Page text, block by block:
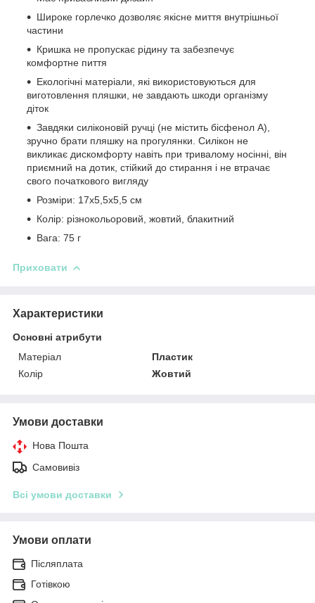
Широке горлечко дозволяє якісне миття внутрішньої
частини
Кришка не пропускає рідину та забезпечує
комфортне пиття
Екологічні матеріали, які використовуються для
виготовлення пляшки, не завдають шкоди організму
діток
Завдяки силіконовій ручці (не містить бісфенол А),
зручно брати пляшку на прогулянки. Силікон не
викликає дискомфорту навіть при тривалому носінні, він
приємний на дотик, стійкий до стирання і не втрачає
свого початкового вигляду
Розміри: ‎17x5,5x5,5 см
Колір: різнокольоровий, жовтий, блакитний
Вага: 75 г
Приховати
Характеристики
Основні атрибути
Матеріал
Пластик
Колір
Жовтий
Умови доставки
Нова Пошта
Самовивіз
Всі умови доставки
Умови оплати
Післяплата
Готівкою